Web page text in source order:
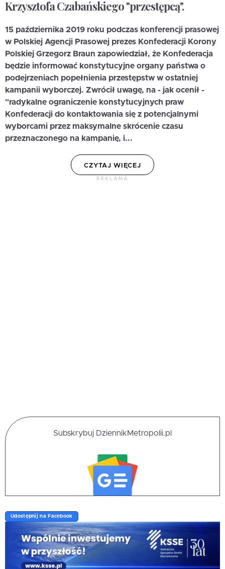
Krzysztofa Czabańskiego "przestępcą".
15 października 2019 roku podczas konferencji prasowej
w Polskiej Agencji Prasowej prezes Konfederacji Korony
Polskiej Grzegorz Braun zapowiedział, że Konfederacja
będzie informować konstytucyjne organy państwa o
podejrzeniach popełnienia przestępstw w ostatniej
kampanii wyborczej. Zwrócił uwagę, na - jak ocenił -
"radykalne ograniczenie konstytucyjnych praw
Konfederacji do kontaktowania się z potencjalnymi
wyborcami przez maksymalne skrócenie czasu
przeznaczonego na kampanię, i...
CZYTAJ WIĘCEJ
REKLAMA
Subskrybuj DziennikMetropolii.pl
Udostępnij na Facebook